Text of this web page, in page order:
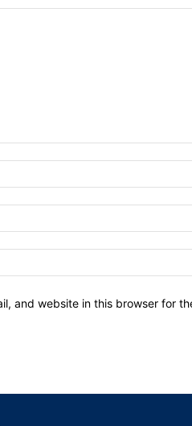
and website in this browser for